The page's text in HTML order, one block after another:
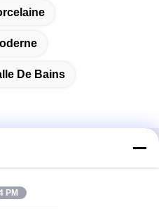
De Bains
PM